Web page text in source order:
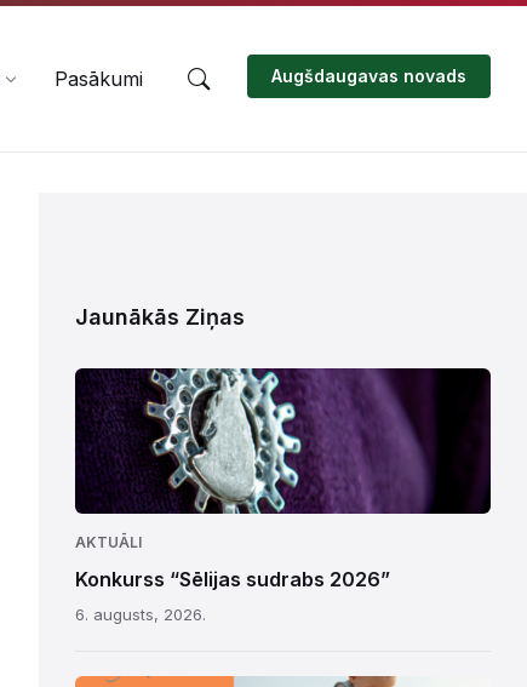
Pasākumi Augšdaugavas novads
Jaunākās Ziņas
AKTUĀLI
Konkurss “Sēlijas sudrabs 2026”
6. augusts, 2026.